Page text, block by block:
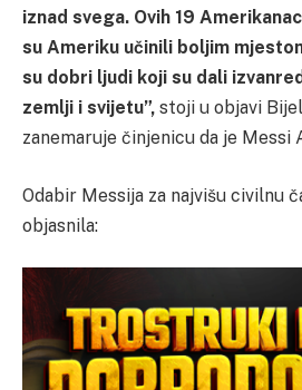
iznad svega. Ovih 19
su Ameriku učinili boljim
su dobri ljudi koji su dali
zemlji i svijetu”, stoji u objavi
zanemaruje činjenicu da je Messi
Odabir Messija za najvišu civilnu
objasnila: